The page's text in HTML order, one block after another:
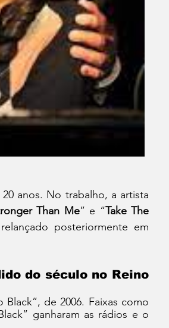
anos. No trabalho, a artista
Than Me” e “Take The
posteriormente em
do século no Reino
de 2006. Faixas como
ganharam as rádios e o